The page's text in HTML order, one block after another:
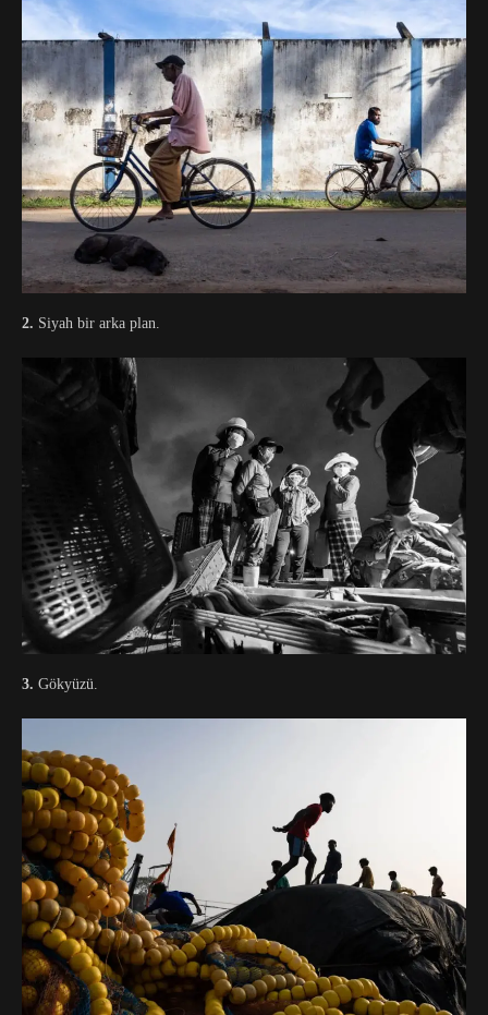
2. Siyah bir arka plan.
3. Gökyüzü.